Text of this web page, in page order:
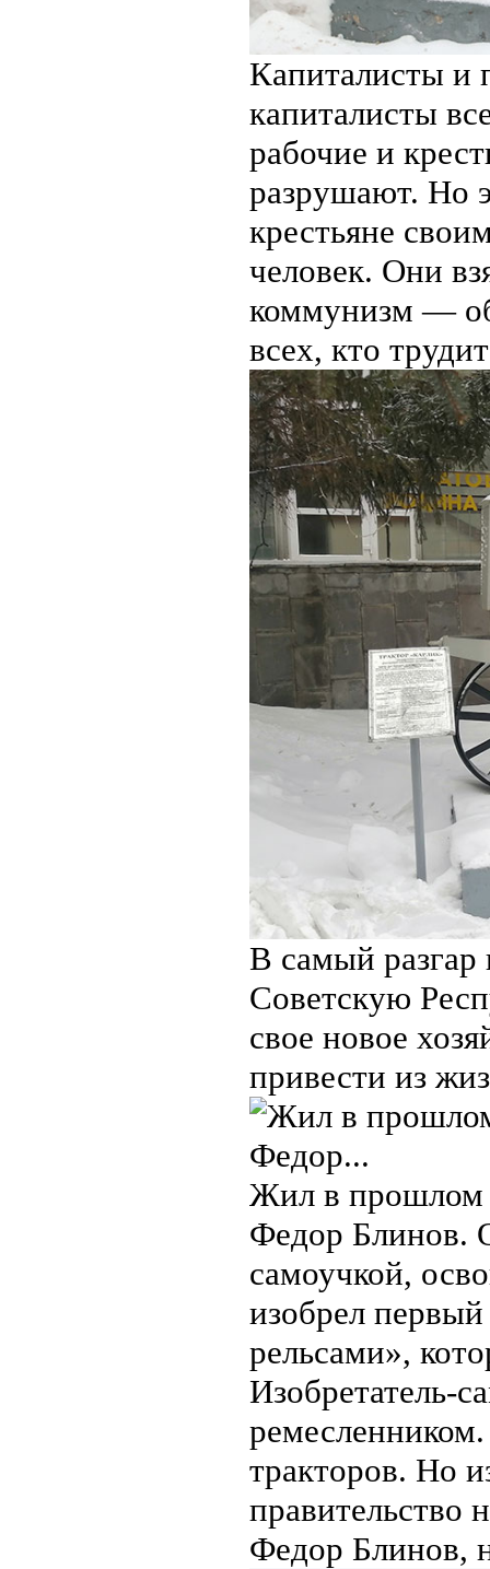
Капиталисты и
капиталисты
рабочие и
разрушают. Но
крестьяне
человек. Они
коммунизм —
всех, кто
В самый
Советскую
свое новое
привести из
Жил в прошлом
Федор Блинов.
самоучкой,
изобрел
рельсами»,
Изобретатель-
тракторов. Но
правительство
Федор Блинов,